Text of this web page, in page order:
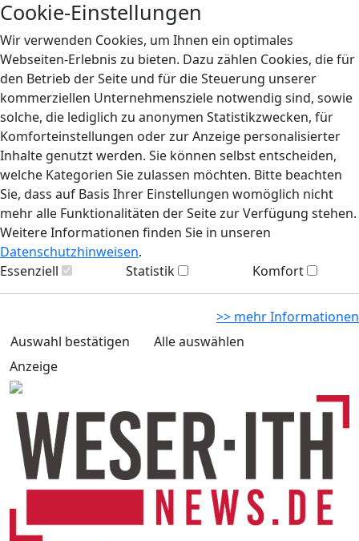
Cookie-Einstellungen
Wir verwenden Cookies, um Ihnen ein optimales
Webseiten-Erlebnis zu bieten. Dazu zählen Cookies, die für
den Betrieb der Seite und für die Steuerung unserer
kommerziellen Unternehmensziele notwendig sind, sowie
solche, die lediglich zu anonymen Statistikzwecken, für
Komforteinstellungen oder zur Anzeige personalisierter
Inhalte genutzt werden. Sie können selbst entscheiden,
welche Kategorien Sie zulassen möchten. Bitte beachten
Sie, dass auf Basis Ihrer Einstellungen womöglich nicht
mehr alle Funktionalitäten der Seite zur Verfügung stehen.
Weitere Informationen finden Sie in unseren
Datenschutzhinweisen.
Essenziell
Statistik Komfort
>> mehr Informationen
Auswahl bestätigen
Alle auswählen
Anzeige